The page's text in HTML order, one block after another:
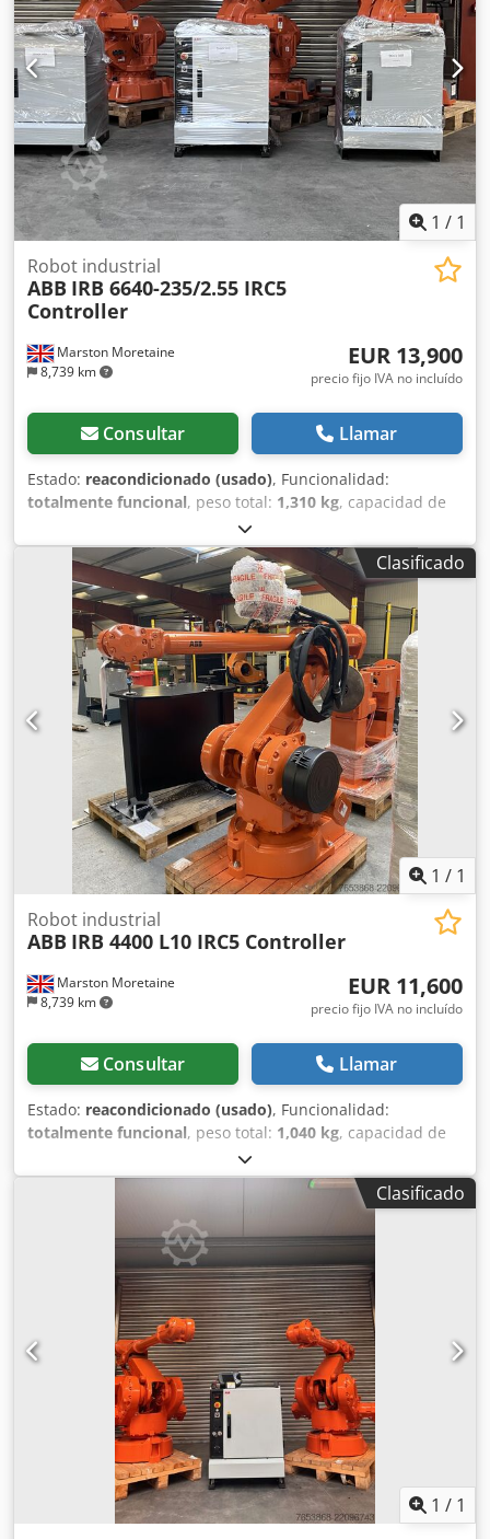
1 / 1
Marston Moretaine
8,739 km
Robot industrial
ABB IRB 6640-235/2.55 IRC5
Controller
EUR 13,900
precio fijo IVA no incluído
Consultar Llamar
Estado: reacondicionado (usado), Funcionalidad:
totalmente funcional, peso total: 1,310 kg, capacidad de
, alcance del brazo:
controles:ABB, modelo de controlador:IRC5, ABB IRB
6640-235/2.55 con controlador IRC5, totalmente
reacondicionado y con 6 meses de garantía. Se entrega en
Europa con todos los aranceles pagados, por lo que no hay
costes adicionales. Dodpfjzcfcbsx Aflskr
Clasificado
1 / 1
Marston Moretaine
8,739 km
Robot industrial
ABB IRB 4400 L10 IRC5 Controller
EUR 11,600
precio fijo IVA no incluído
Consultar Llamar
Estado: reacondicionado (usado), Funcionalidad:
totalmente funcional, peso total: 1,040 kg, capacidad de
, alcance del brazo:
controles:ABB, modelo de controlador:IRC5, ABB IRB 4400
L10 con controlador IRC5, totalmente reacondicionado y
con 6 meses de garantía; se entrega en Europa con los
aranceles ya pagados, por lo que no habrá costes
adicionales. Djdpfx Aezcmyboflekr
Clasificado
1 / 1